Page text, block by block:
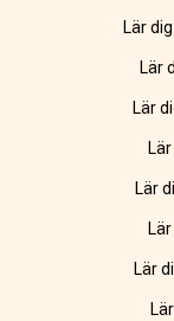
Lär
Lär
Lär
Lär
Lär